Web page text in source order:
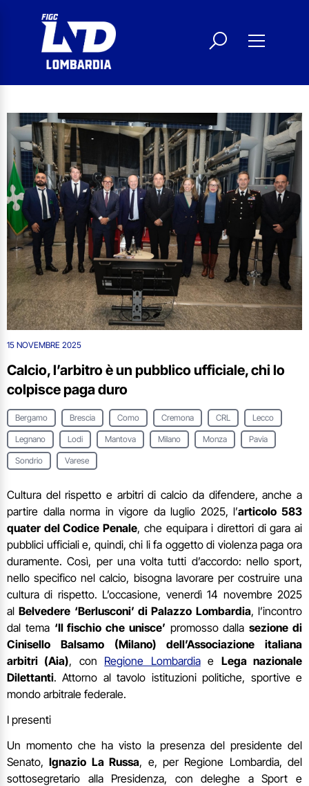
15 NOVEMBRE 2025
Calcio, l’arbitro è un pubblico ufficiale, chi lo
colpisce paga duro
Bergamo Brescia Como Cremona CRL Lecco
Legnano Lodi Mantova Milano Monza Pavia
Sondrio Varese
Cultura del rispetto e arbitri di calcio da difendere, anche a
partire dalla norma in vigore da luglio 2025, l’articolo 583
quater del Codice Penale, che equipara i direttori di gara ai
pubblici ufficiali e, quindi, chi li fa oggetto di violenza paga ora
duramente. Così, per una volta tutti d’accordo: nello sport,
nello specifico nel calcio, bisogna lavorare per costruire una
cultura di rispetto. L’occasione, venerdì 14 novembre 2025
alBelvedere ‘Berlusconi’ di Palazzo Lombardia, l’incontro
dal tema ‘Il fischio che unisce’ promosso dallasezione di
Cinisello Balsamo (Milano) dell’Associazione italiana
arbitri (Aia), con Regione Lombardiae Lega nazionale
Dilettanti. Attorno al tavolo istituzioni politiche, sportive e
mondo arbitrale federale.
I presenti
Un momento che ha visto la presenza del presidente del
Senato,Ignazio La Russa, e, per Regione Lombardia, del
sottosegretario alla Presidenza, con deleghe a Sport e